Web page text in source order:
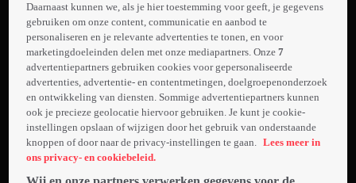
Island
Tientallen
singles namen
deel aan een
speeddate in
Nederland.
Hieruit zijn vijf
koppels
geselecteerd en
afgereisd naar
Meer
info
Daarnaast kunnen we, als je hier toestemming voor geeft, je gegevens
gebruiken om onze content, communicatie en aanbod te
personaliseren en je relevante advertenties te tonen, en voor
marketingdoeleinden delen met onze mediapartners. Onze7
advertentiepartners gebruiken cookies voor gepersonaliseerde
advertenties, advertentie- en contentmetingen, doelgroepenonderzoek
en ontwikkeling van diensten. Sommige advertentiepartners kunnen
ook je precieze geolocatie hiervoor gebruiken. Je kunt je cookie-
instellingen opslaan of wijzigen door het gebruik van onderstaande
knoppen of door naar de privacy-instellingen te gaan. Lees meer in
ons privacy- en cookiebeleid.